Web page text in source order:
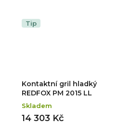
s...
Tip
Kontaktní gril hladký
REDFOX PM 2015 LL
Skladem
14 303 Kč